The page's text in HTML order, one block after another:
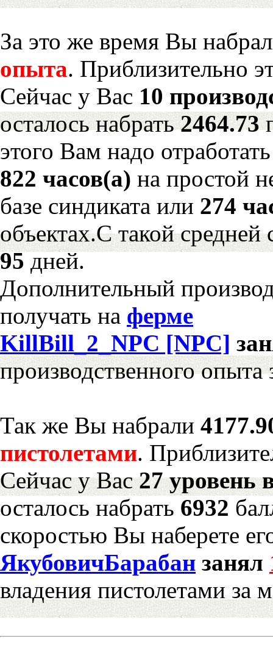
За это же время Вы
опыта. Приблизительно
Сейчас у Вас 10
осталось набрать2464.73
этого Вам надо отработать
822 часов(а) на простой
базе синдиката или 274
объектах.С такой средней
95дней.
Дополнительный
получать на ферме
KillBill_2_NPC [NPC]
производственного опыта
Так же Вы набрали
пистолетами.
Сейчас у Вас27 уровень
осталось набрать 6932
скоростью Вы наберете
ЯкубовичБарабан занял
владения пистолетами за